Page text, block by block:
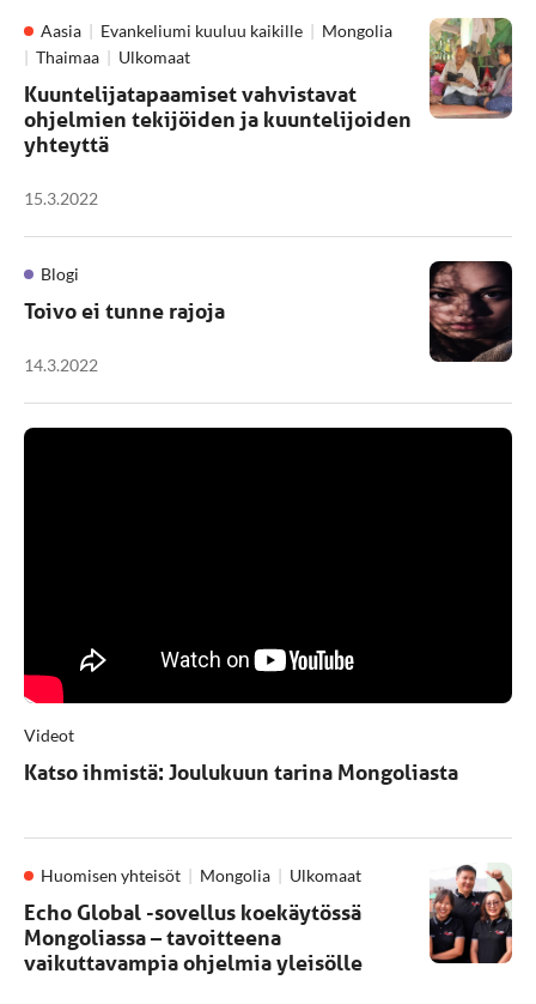
Aasia Evankeliumi kuuluu kaikille
Mongolia
Thaimaa
Ulkomaat
Kuuntelijatapaamiset vahvistavat
ohjelmien tekijöiden ja kuuntelijoiden
yhteyttä
15.3.2022
Blogi
Toivo ei tunne rajoja
14.3.2022
Videot
Katso ihmistä: Joulukuun tarina Mongoliasta
Huomisen yhteisöt Mongolia Ulkomaat
Echo Global -sovellus koekäytössä
Mongoliassa – tavoitteena
vaikuttavampia ohjelmia yleisölle